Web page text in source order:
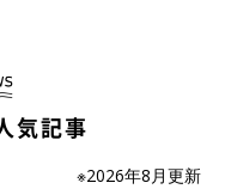
気記事
※2026年8月更新